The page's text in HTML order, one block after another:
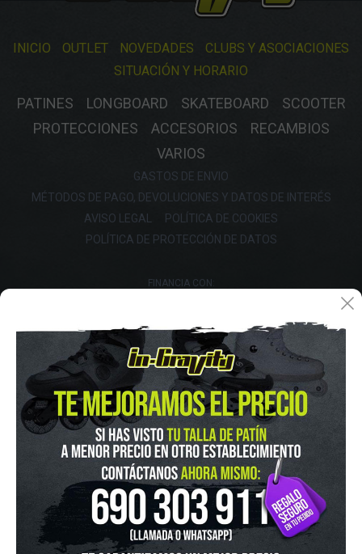
INICIO OUTLET NOVEDADES
CLUBS Y ASOCIACIONES
SITUACIÓN Y HORARIO
PATINES LONGBOARD SKATEBOARD
SCOOTER
PROTECCIONES
ACCESORIOS
RECAMBIOS
VARIOS
GASTOS DE ENVIO
MÉTODOS DE PAGO, DEVOLUCIONES Y DATOS DE INTERÉS
AVISO LEGAL
POLÍTICA DE COOKIES
POLÍTICA DE PROTECCIÓN DE DATOS
FINANCIA CON:
IN-GRAVITY MADRID RETIRO